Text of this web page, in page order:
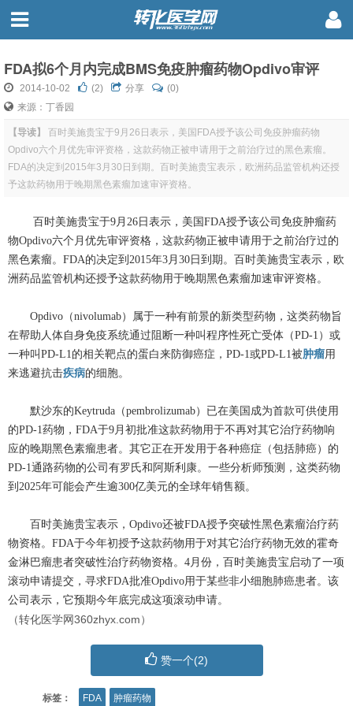
FDA拟6个月内完成BMS免疫肿瘤药物Opdivo审评
2014-10-02 (2) 分享
(0)
来源：丁香园
【导读】
百时美施贵宝于9月26日表示，美国FDA授予该公司免疫肿瘤药物
Opdivo六个月优先审评资格，这款药物正被申请用于之前治疗过的黑色素瘤。
FDA的决定到2015年3月30日到期。百时美施贵宝表示，欧洲药品监管机构还授
予这款药物用于晚期黑色素瘤加速审评资格。
百时美施贵宝于9月26日表示，美国FDA授予该公司免疫肿瘤药
物Opdivo六个月优先审评资格，这款药物正被申请用于之前治疗过的
黑色素瘤。FDA的决定到2015年3月30日到期。百时美施贵宝表示，欧
洲药品监管机构还授予这款药物用于晚期黑色素瘤加速审评资格。
Opdivo（nivolumab）属于一种有前景的新类型药物，这类药物旨
在帮助人体自身免疫系统通过阻断一种叫程序性死亡受体（PD-1）或
一种叫PD-L1的相关靶点的蛋白来防御癌症，PD-1或PD-L1被肿瘤用
来逃避抗击疾病的细胞。
默沙东的Keytruda（pembrolizumab）已在美国成为首款可供使用
的PD-1药物，FDA于9月初批准这款药物用于不再对其它治疗药物响
应的晚期黑色素瘤患者。其它正在开发用于各种癌症（包括肺癌）的
PD-1通路药物的公司有罗氏和阿斯利康。一些分析师预测，这类药物
到2025年可能会产生逾300亿美元的全球年销售额。
百时美施贵宝表示，Opdivo还被FDA授予突破性黑色素瘤治疗药
物资格。FDA于今年初授予这款药物用于对其它治疗药物无效的霍奇
金淋巴瘤患者突破性治疗药物资格。4月份，百时美施贵宝启动了一项
滚动申请提交，寻求FDA批准Opdivo用于某些非小细胞肺癌患者。该
公司表示，它预期今年底完成这项滚动申请。
（转化医学网360zhyx.com）
赞一个(2)
标签： FDA 肿瘤药物